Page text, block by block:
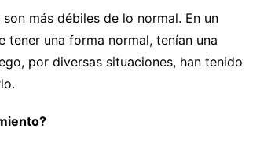
más débiles de lo normal. En un
una forma normal, tenían una
por diversas situaciones, han tenido